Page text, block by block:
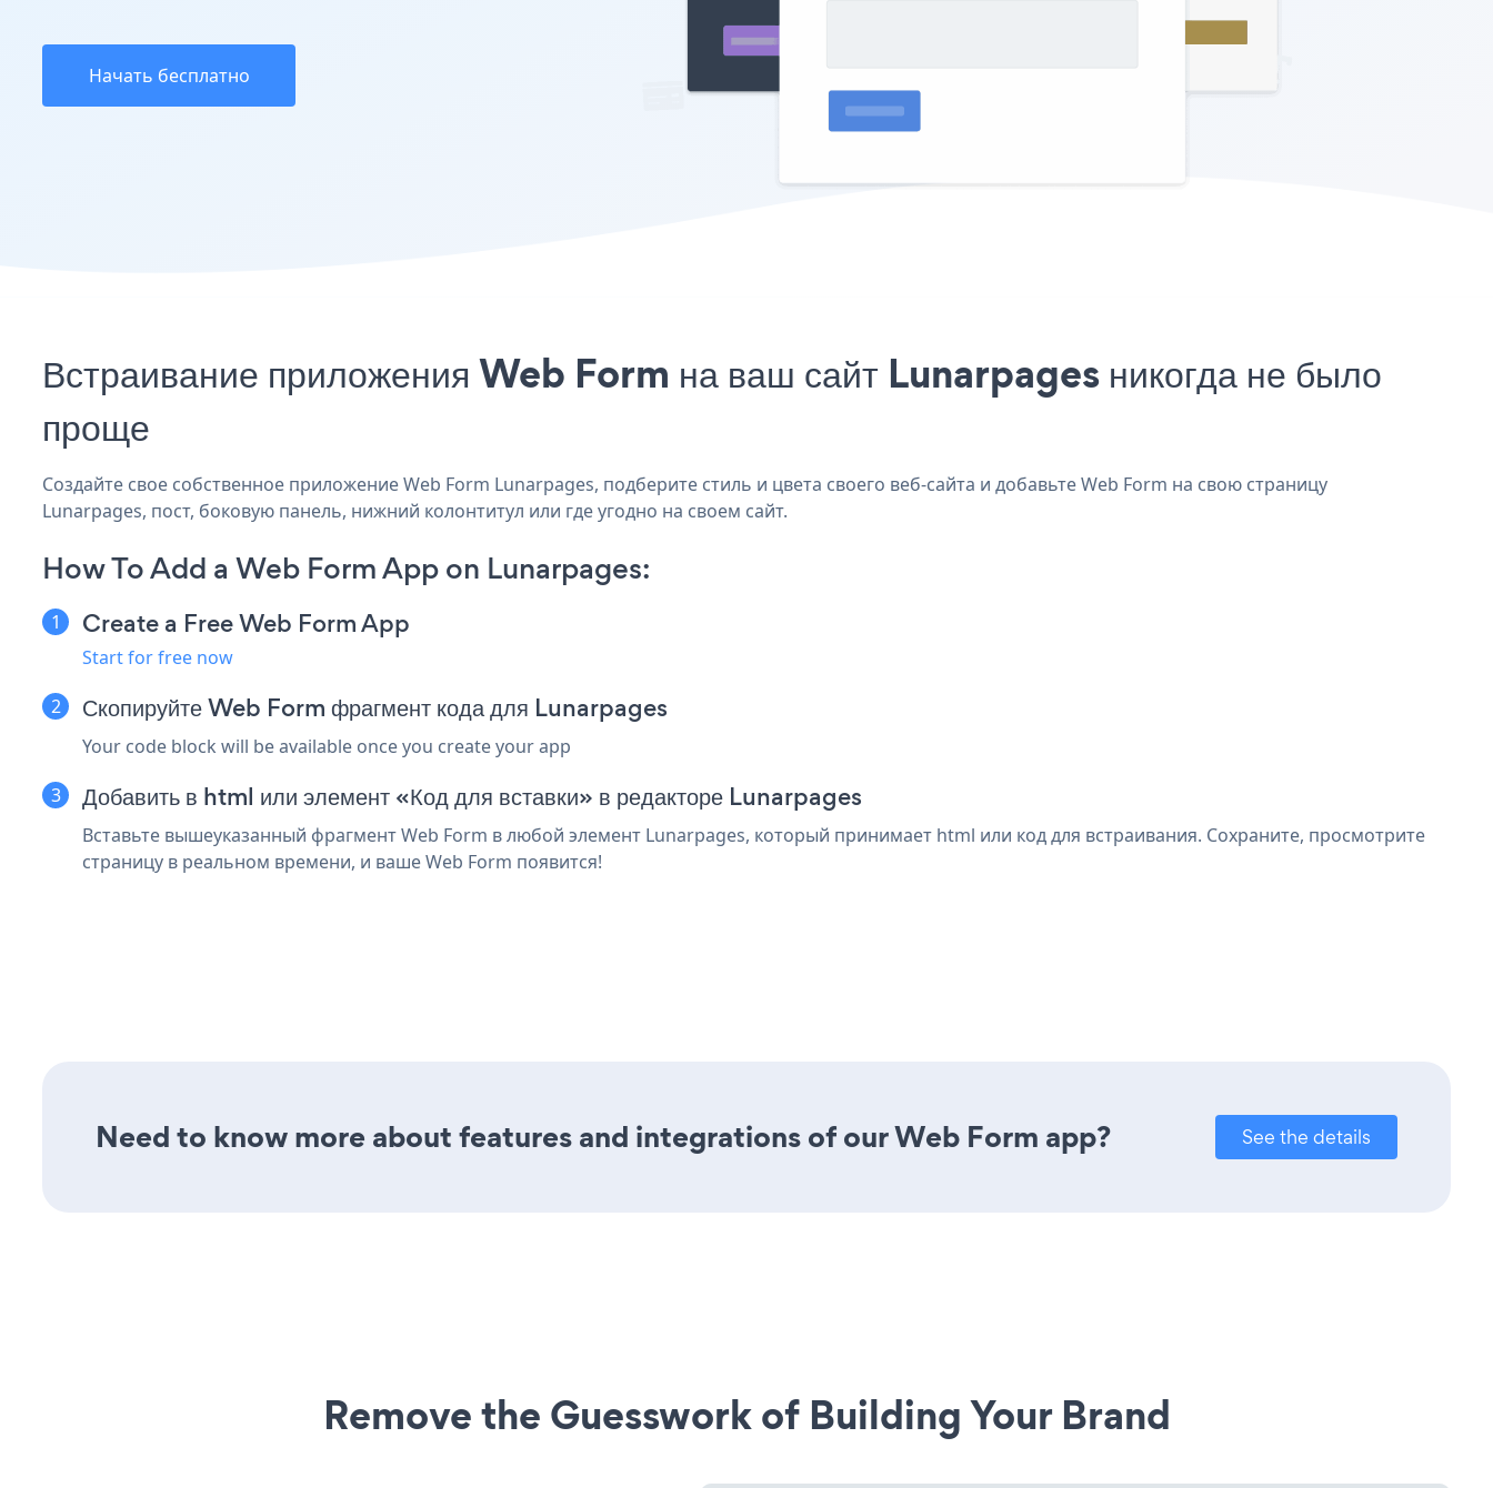
Начать бесплатно
Встраивание приложения Web Form на ваш сайт Lunarpages никогда не было
проще
Создайте свое собственное приложение Web Form Lunarpages, подберите стиль и цвета своего веб-сайта и добавьте Web Form на свою страницу
Lunarpages, пост, боковую панель, нижний колонтитул или где угодно на своем сайт.
How To Add a Web Form App on Lunarpages:
Create a Free Web Form App
Start for free now
Скопируйте Web Form фрагмент кода для Lunarpages
Your code block will be available once you create your app
Добавить в html или элемент «Код для вставки» в редакторе Lunarpages
Вставьте вышеуказанный фрагмент Web Form в любой элемент Lunarpages, который принимает html или код для встраивания. Сохраните, просмотрите
страницу в реальном времени, и ваше Web Form появится!
Need to know more about features and integrations of our Web Form app? See the details
Remove the Guesswork of Building Your Brand